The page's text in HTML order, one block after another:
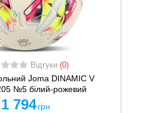
Відгуки (0)
Joma DINAMIC V
№5 білий-рожевий
1 794 грн